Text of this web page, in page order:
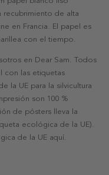
recubrimiento de alta
en Francia. El papel es
con el tiempo.
en Dear Sam. Todos
con las etiquetas
la UE para la silvicultura
son 100 %
de pósters lleva la
ecológica de la UE).
de la UE aquí.